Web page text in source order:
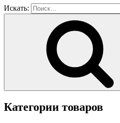
Искать:
Категории товаров